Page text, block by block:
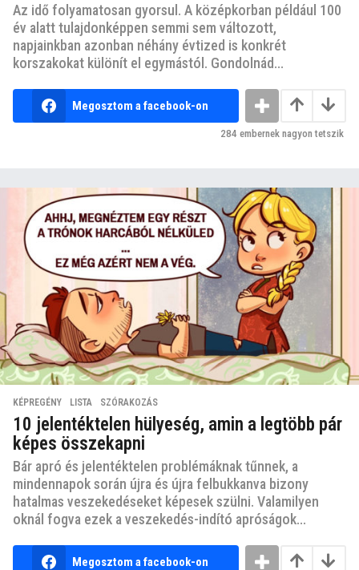
Az idő folyamatosan gyorsul. A középkorban például 100
év alatt tulajdonképpen semmi sem változott,
napjainkban azonban néhány évtized is konkrét
korszakokat különít el egymástól. Gondolnád...
Megosztom a facebook-on
284 embernek nagyon tetszik
KÉPREGÉNY ,LISTA ,SZÓRAKOZÁS
10 jelentéktelen hülyeség, amin a legtöbb pár
képes összekapni
Bár apró és jelentéktelen problémáknak tűnnek, a
mindennapok során újra és újra felbukkanva bizony
hatalmas veszekedéseket képesek szülni. Valamilyen
oknál fogva ezek a veszekedés-indító apróságok...
Megosztom a facebook-on